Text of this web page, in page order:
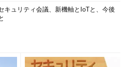
キュリティ会議、新機軸とIoTと、今後